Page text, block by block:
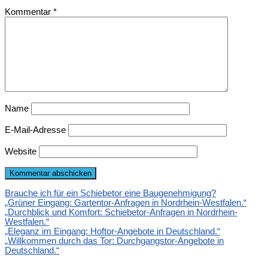
Kommentar *
Name
E-Mail-Adresse
Website
Brauche ich für ein Schiebetor eine Baugenehmigung?
„Grüner Eingang: Gartentor-Anfragen in Nordrhein-Westfalen.“
„Durchblick und Komfort: Schiebetor-Anfragen in Nordrhein-
Westfalen.“
„Eleganz im Eingang: Hoftor-Angebote in Deutschland.“
„Willkommen durch das Tor: Durchgangstor-Angebote in
Deutschland.“